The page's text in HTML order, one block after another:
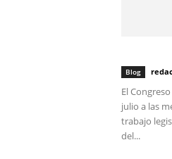
Blog
El
julio a las
trabajo
del...